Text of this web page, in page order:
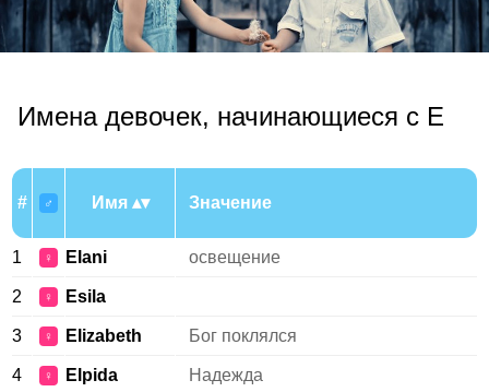
Имена девочек, начинающиеся с E
# ♂ Имя Значение
1 ♀ Elani освещение
2 ♀ Esila
3 ♀ Elizabeth Бог поклялся
4 ♀ Elpida Надежда